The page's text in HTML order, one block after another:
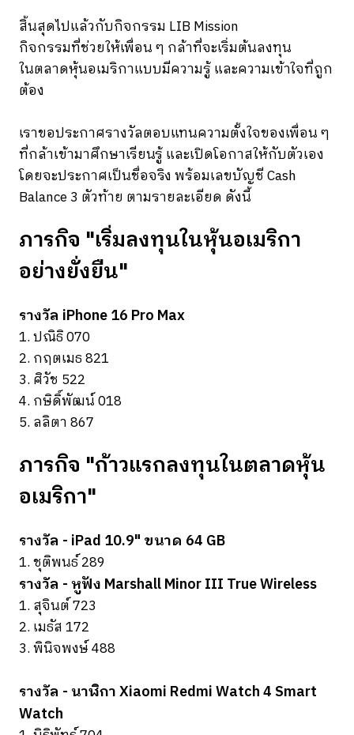
สิ้นสุดไปแล้วกับกิจกรรม LIB Mission
กิจกรรมที่ช่วยให้เพื่อน ๆ กล้าที่จะเริ่มต้นลงทุน
ในตลาดหุ้นอเมริกาแบบมีความรู้ และความเข้าใจที่ถูก
ต้อง
เราขอประกาศรางวัลตอบแทนความตั้งใจของเพื่อน ๆ
ที่กล้าเข้ามาศึกษาเรียนรู้ และเปิดโอกาสให้กับตัวเอง
โดยจะประกาศเป็นชื่อจริง พร้อมเลขบัญชี Cash
Balance 3 ตัวท้าย ตามรายละเอียด ดังนี้
ภารกิจ "เริ่มลงทุนในหุ้นอเมริกา
อย่างยั่งยืน"
รางวัล iPhone 16 Pro Max
1. ปณิธิ 070
2. กฤตเมธ 821
3. ศิวัช 522
4. กษิดิ์พัฒน์ 018
5. ลลิตา 867
ภารกิจ "ก้าวแรกลงทุนในตลาดหุ้น
อเมริกา"
รางวัล - iPad 10.9" ขนาด 64 GB
1. ชุติพนธ์ 289
รางวัล - หูฟัง Marshall Minor III True Wireless
1. สุจินต์ 723
2. เมธัส 172
3.พินิจพงษ์ 488
รางวัล - นาฬิกา Xiaomi Redmi Watch 4 Smart
Watch